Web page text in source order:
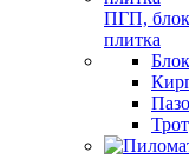
ПГП,
плитка